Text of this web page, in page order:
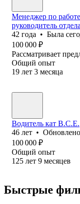
Менеджер по
руководитель отдела
42 года • Была
100 000 ₽
Рассматривает
Общий опыт
19 лет 3 месяца
Водитель кат В.С.Е.
46 лет • Обновлено
100 000 ₽
Общий опыт
125 лет 9 месяцев
Быстрые